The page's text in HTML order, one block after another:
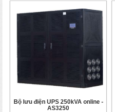
Bộ lưu điện UPS 250kVA online -
AS3250